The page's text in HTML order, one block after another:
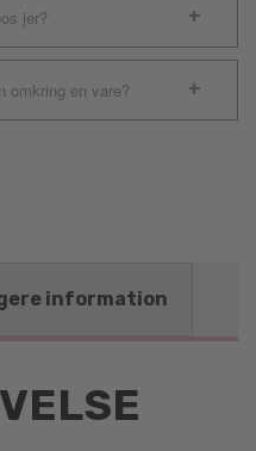
jer?
omkring en vare?
information